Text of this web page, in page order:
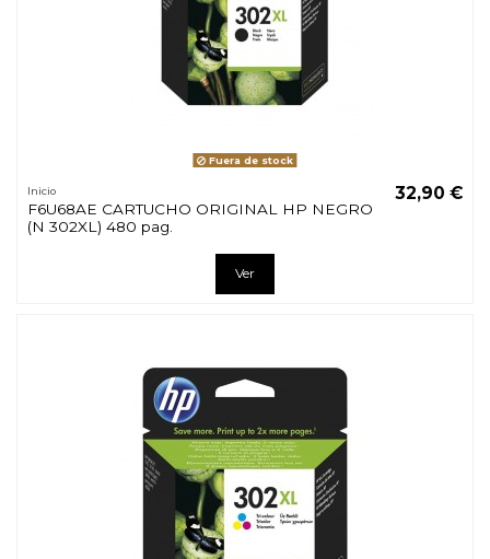
Fuera de stock
Inicio
F6U68AE CARTUCHO ORIGINAL HP NEGRO
(N 302XL) 480 pag.
32,90 €
Ver